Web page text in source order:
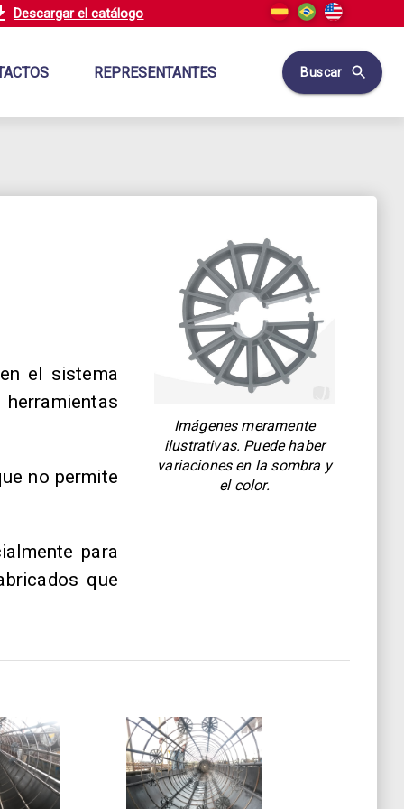
Descargar el catálogo
REPRESENTANTES Buscar
el sistema
no permite
para
que
Imágenes meramente
ilustrativas. Puede haber
variaciones en la sombra y
el color.